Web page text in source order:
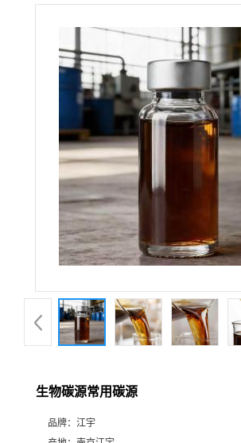
生物碳源常用碳源
品牌： 江宇